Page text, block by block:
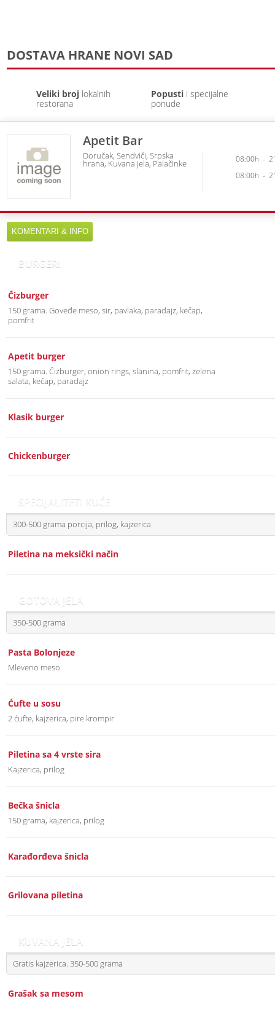
DOSTAVA HRANE NOVI SAD
Veliki broj lokalnih
restorana
Popustii specijalne
ponude
Apetit Bar
Doručak Sendviči Srpska
hrana Kuvana jela Palačinke 08:00h -
08:00h -
KOMENTARI & INFO
BURGERI
Čizburger
150 grama. Goveđe meso, sir, pavlaka, paradajz, kečap,
pomfrit
Apetit burger
150 grama. Čizburger, onion rings, slanina, pomfrit, zelena
salata, kečap, paradajz
Klasik burger
Chickenburger
SPECIJALITETI KUĆE
300-500 grama porcija, prilog, kajzerica
Piletina na meksički način
GOTOVA JELA
350-500 grama
Pasta Bolonjeze
Mleveno meso
Ćufte u sosu
2 ćufte, kajzerica, pire krompir
Piletina sa 4 vrste sira
Kajzerica, prilog
Bečka šnicla
150 grama, kajzerica, prilog
Karađorđeva šnicla
Grilovana piletina
KUVANA JELA
Gratis kajzerica. 350-500 grama
Grašak sa mesom